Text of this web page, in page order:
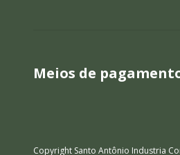
Meios de
Copyright Santo Antônio Industria